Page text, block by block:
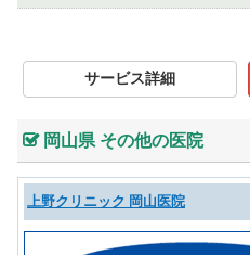
サービス詳細
岡山県 その他の医院
上野クリニック 岡山医院